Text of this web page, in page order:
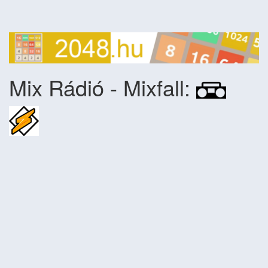
Mix Rádió - Mixfall: